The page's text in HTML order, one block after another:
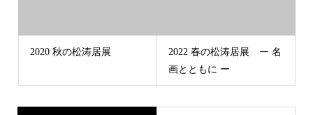
2020 秋の松涛居展
2022 春の松涛居展 ー 名
画とともに ー